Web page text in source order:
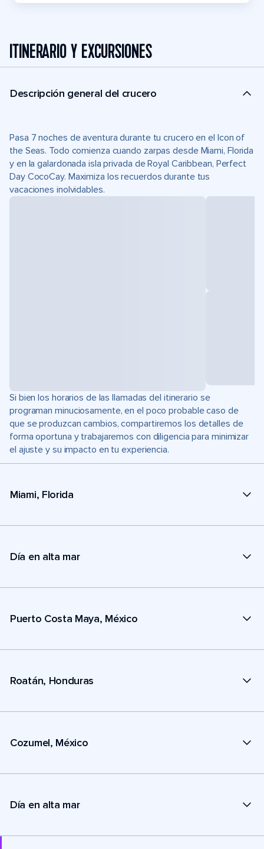
ITINERARIO Y EXCURSIONES
Descripción general del crucero
Pasa 7 noches de aventura durante tu crucero en el Icon of
the Seas. Todo comienza cuando zarpas desde Miami, Florida
y en la galardonada isla privada de Royal Caribbean, Perfect
Day CocoCay. Maximiza los recuerdos durante tus
vacaciones inolvidables.
Si bien los horarios de las llamadas del itinerario se
programan minuciosamente, en el poco probable caso de
que se produzcan cambios, compartiremos los detalles de
forma oportuna y trabajaremos con diligencia para minimizar
el ajuste y su impacto en tu experiencia.
Miami, Florida
Día en alta mar
Puerto Costa Maya, México
Roatán, Honduras
Cozumel, México
Día en alta mar